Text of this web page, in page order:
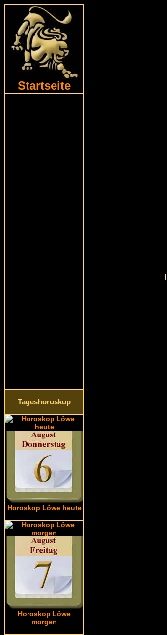
Startseite
Tageshoroskop
Horoskop Löwe heute
Horoskop Löwe
morgen